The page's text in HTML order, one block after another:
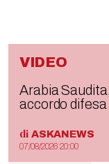
VIDEO
Arabia
accordo difesa
di ASKANEWS
07/08/2026 20:00